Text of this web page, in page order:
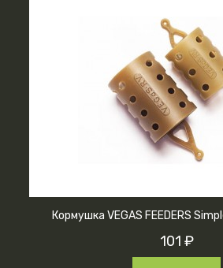
Кормушка VEGAS FEEDERS
101 ₽